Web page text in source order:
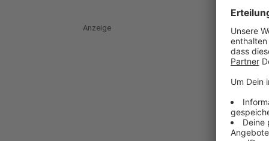
Anzeige